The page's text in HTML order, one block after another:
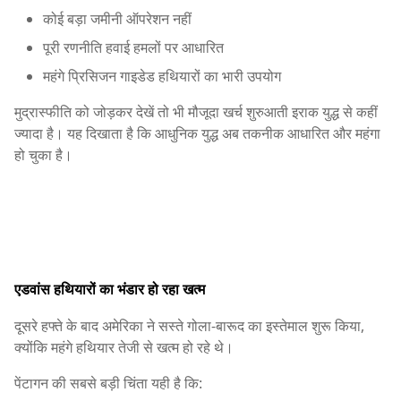
कोई बड़ा जमीनी ऑपरेशन नहीं
पूरी रणनीति हवाई हमलों पर आधारित
महंगे प्रिसिजन गाइडेड हथियारों का भारी उपयोग
मुद्रास्फीति को जोड़कर देखें तो भी मौजूदा खर्च शुरुआती इराक युद्ध से कहीं
ज्यादा है। यह दिखाता है कि आधुनिक युद्ध अब तकनीक आधारित और महंगा
हो चुका है।
एडवांस हथियारों का भंडार हो रहा खत्म
दूसरे हफ्ते के बाद अमेरिका ने सस्ते गोला-बारूद का इस्तेमाल शुरू किया,
क्योंकि महंगे हथियार तेजी से खत्म हो रहे थे।
पेंटागन की सबसे बड़ी चिंता यही है कि: